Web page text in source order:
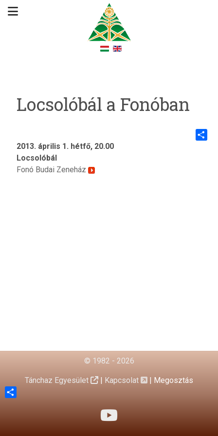
Locsolóbál a Fonóban
2013. április 1. hétfő, 20.00
Locsolóbál
Fonó Budai Zeneház
© 1982 - 2026
Tánchaz Egyesület | Kapcsolat | Megosztás